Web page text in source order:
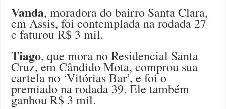
Vanda, moradora do bairro Santa Clara,
em Assis, foi contemplada na rodada 27
e faturou R$ 3 mil.
Tiago, que mora no Residencial Santa
Cruz, em Cândido Mota, comprou sua
cartela no ‘Vitórias Bar’, e foi o
premiado na rodada 39. Ele também
ganhou R$ 3 mil.